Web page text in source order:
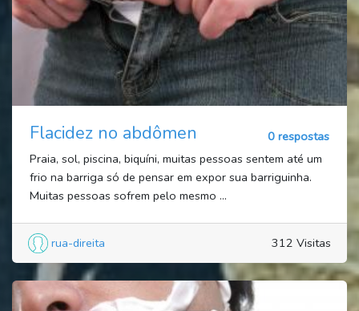
Flacidez no abdômen
0 respostas
Praia, sol, piscina, biquíni, muitas pessoas sentem até um
frio na barriga só de pensar em expor sua barriguinha.
Muitas pessoas sofrem pelo mesmo ...
rua-direita 312 Visitas